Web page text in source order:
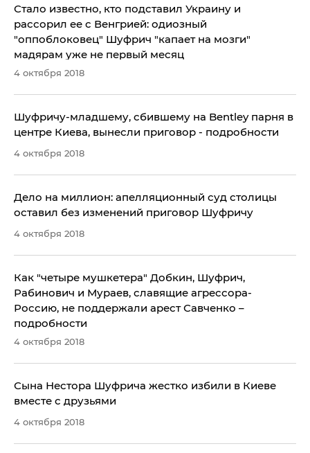
Стало известно, кто подставил Украину и
рассорил ее с Венгрией: одиозный
"оппоблоковец" Шуфрич "капает на мозги"
мадярам уже не первый месяц
4 октября 2018
​Шуфричу-младшему, сбившему на Bentley парня в
центре Киева, вынесли приговор - подробности
4 октября 2018
Дело на миллион: апелляционный суд столицы
оставил без изменений приговор Шуфричу
4 октября 2018
Как "четыре мушкетера" Добкин, Шуфрич,
Рабинович и Мураев, славящие агрессора-
Россию, не поддержали арест Савченко –
подробности
4 октября 2018
Сына Нестора Шуфрича жестко избили в Киеве
вместе с друзьями
4 октября 2018